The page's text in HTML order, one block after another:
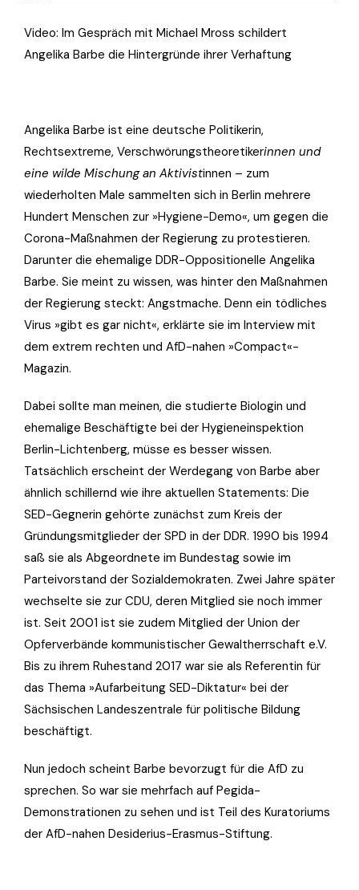
Video: Im Gespräch mit Michael Mross schildert
Angelika Barbe die Hintergründe ihrer Verhaftung
Angelika Barbe ist eine deutsche Politikerin,
Rechtsextreme, Verschwörungstheoretikerinnen und
eine wilde Mischung an Aktivistinnen – zum
wiederholten Male sammelten sich in Berlin mehrere
Hundert Menschen zur »Hygiene-Demo«, um gegen die
Corona-Maßnahmen der Regierung zu protestieren.
Darunter die ehemalige DDR-Oppositionelle Angelika
Barbe. Sie meint zu wissen, was hinter den Maßnahmen
der Regierung steckt: Angstmache. Denn ein tödliches
Virus »gibt es gar nicht«, erklärte sie im Interview mit
dem extrem rechten und AfD-nahen »Compact«-
Magazin.
Dabei sollte man meinen, die studierte Biologin und
ehemalige Beschäftigte bei der Hygieneinspektion
Berlin-Lichtenberg, müsse es besser wissen.
Tatsächlich erscheint der Werdegang von Barbe aber
ähnlich schillernd wie ihre aktuellen Statements: Die
SED-Gegnerin gehörte zunächst zum Kreis der
Gründungsmitglieder der SPD in der DDR. 1990 bis 1994
saß sie als Abgeordnete im Bundestag sowie im
Parteivorstand der Sozialdemokraten. Zwei Jahre später
wechselte sie zur CDU, deren Mitglied sie noch immer
ist. Seit 2001 ist sie zudem Mitglied der Union der
Opferverbände kommunistischer Gewaltherrschaft e.V.
Bis zu ihrem Ruhestand 2017 war sie als Referentin für
das Thema »Aufarbeitung SED-Diktatur« bei der
Sächsischen Landeszentrale für politische Bildung
beschäftigt.
Nun jedoch scheint Barbe bevorzugt für die AfD zu
sprechen. So war sie mehrfach auf Pegida-
Demonstrationen zu sehen und ist Teil des Kuratoriums
der AfD-nahen Desiderius-Erasmus-Stiftung.